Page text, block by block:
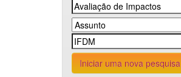
Iniciar uma nova pesquisa